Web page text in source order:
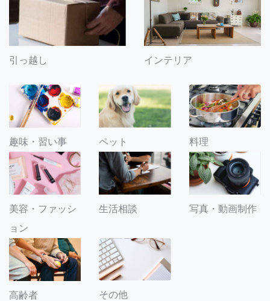
引っ越し インテリア
趣味・習い事 ペット 料理
美容・ファッシ
ョン
生活相談 写真・動画制作
高齢者 その他